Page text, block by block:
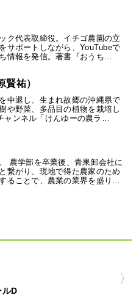
ク代表取締役。イチゴ農園の立
サポートしながら、YouTubeで
情報を発信。著書『おうち…
賢祐）
中退し、生まれ故郷の沖縄県で
や野菜、多品目の植物を栽培し
ャンネル「けんゆーの農ラ…
農学部を卒業後、青果卸会社に
繋がり、現地で得た農家のため
ることで、農業の業界を盛り…
ルD